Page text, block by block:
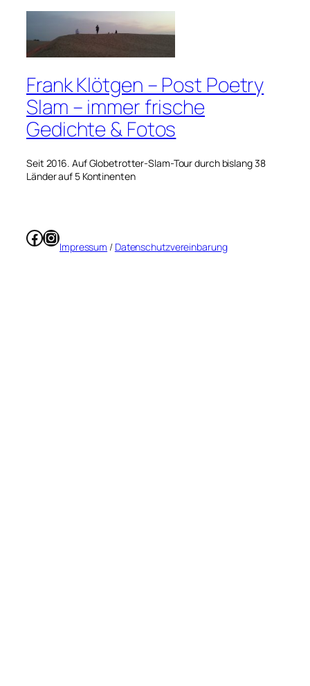
Frank Klötgen – Post Poetry
Slam – immer frische
Gedichte & Fotos
Seit 2016. Auf Globetrotter-Slam-Tour durch bislang 38
Länder auf 5 Kontinenten
Facebook
Instagram
Impressum / Datenschutzvereinbarung